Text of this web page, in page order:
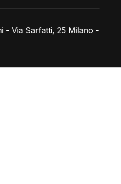
- Via Sarfatti, 25 Milano -